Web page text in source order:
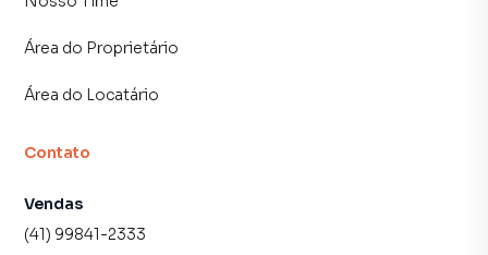
Área do Proprietário
Área do Locatário
Contato
Vendas
(41) 99841-2333